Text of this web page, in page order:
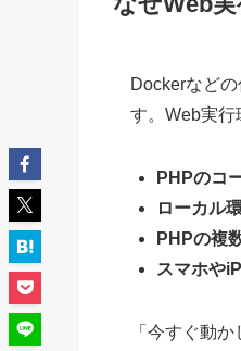
Dockerなど
す。Web実行
PHPのコ
ローカル
PHPの複
スマホや
「今すぐ動